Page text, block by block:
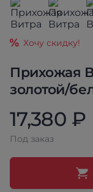
Прихожая
золотой/
Хочу скидку!
17,380 ₽
Под заказ